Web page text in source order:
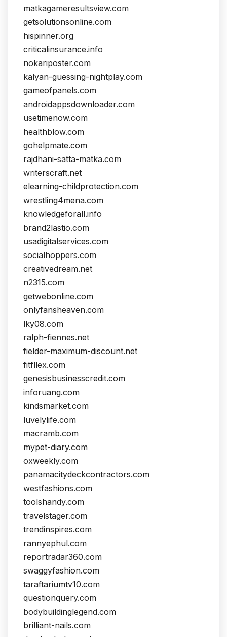
matkagameresultsview.com
getsolutionsonline.com
hispinner.org
criticalinsurance.info
nokariposter.com
kalyan-guessing-nightplay.com
gameofpanels.com
androidappsdownloader.com
usetimenow.com
healthblow.com
gohelpmate.com
rajdhani-satta-matka.com
writerscraft.net
elearning-childprotection.com
wrestling4mena.com
knowledgeforall.info
brand2lastio.com
usadigitalservices.com
socialhoppers.com
creativedream.net
n2315.com
getwebonline.com
onlyfansheaven.com
lky08.com
ralph-fiennes.net
fielder-maximum-discount.net
fitfllex.com
genesisbusinesscredit.com
inforuang.com
kindsmarket.com
luvelylife.com
macramb.com
mypet-diary.com
oxweekly.com
panamacitydeckcontractors.com
westfashions.com
toolshandy.com
travelstager.com
trendinspires.com
rannyephul.com
reportradar360.com
swaggyfashion.com
taraftariumtv10.com
questionquery.com
bodybuildinglegend.com
brilliant-nails.com